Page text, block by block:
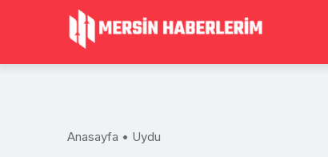
Anasayfa • Uydu